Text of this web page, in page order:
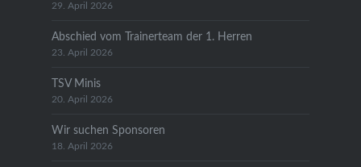
29. April 2026
Abschied vom Trainerteam der 1. Herren
23. April 2026
TSV Minis
20. April 2026
Wir suchen Sponsoren
18. April 2026